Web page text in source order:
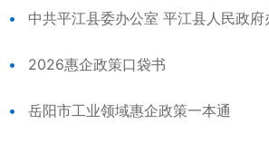
2026惠企政策口袋书
岳阳市工业领域惠企政策一本通